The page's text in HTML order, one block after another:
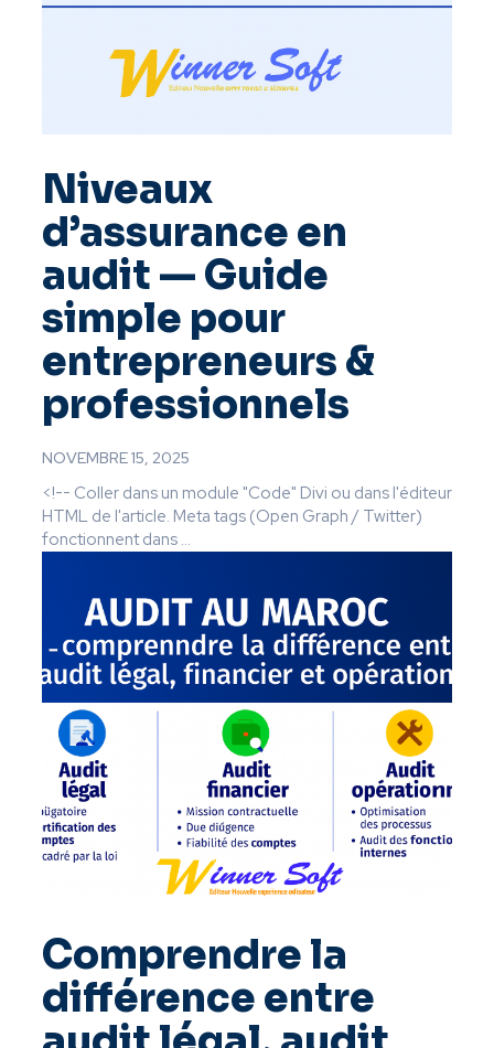
Niveaux
d’assurance en
audit — Guide
simple pour
entrepreneurs &
professionnels
NOVEMBRE 15, 2025
<!-- Coller dans un module "Code" Divi ou dans l'éditeur
HTML de l'article. Meta tags (Open Graph / Twitter)
fonctionnent dans ...
Comprendre la
différence entre